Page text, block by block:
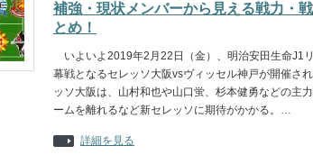
補強・現状メンバーから見える戦力・
とめ！
いよいよ2019年2月22日（金）、明治安田生命J1
幕戦となるセレッソ大阪vsヴィッセル神戸が開催さ
ッソ大阪は、山村和也や山口蛍、杉本健勇などの主
ームを離れるなど新セレッソに期待がかかる。…
詳細を見る